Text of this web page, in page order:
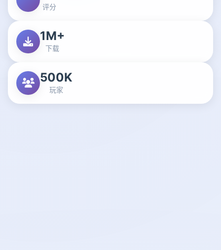
评分
1M+
下载
500K
玩家